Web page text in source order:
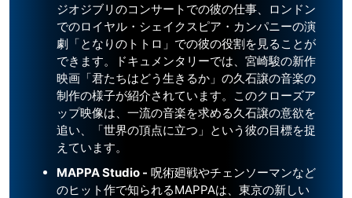
ジオジブリのコンサートでの彼の仕事、ロンドン
でのロイヤル・シェイクスピア・カンパニーの演
劇「となりのトトロ」での彼の役割を見ることが
できます。ドキュメンタリーでは、宮崎駿の新作
映画「君たちはどう生きるか」の久石譲の音楽の
制作の様子が紹介されています。このクローズア
ップ映像は、一流の音楽を求める久石譲の意欲を
追い、「世界の頂点に立つ」という彼の目標を捉
えています。
MAPPA Studio - 呪術廻戦やチェンソーマンなど
のヒット作で知られるMAPPAは、東京の新しい